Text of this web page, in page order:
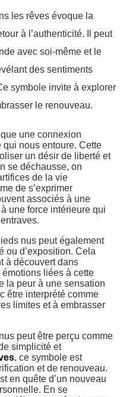
les rêves évoque la
à l’authenticité. Il peut
avec soi-même et le
des sentiments
symbole invite à explorer
le renouveau.
une connexion
qui nous entoure. Cette
un désir de liberté et
se déchausse, on
de la vie
de s’exprimer
associés à une
une force intérieure qui
nus peut également
ou d’exposition. Cela
à découvert dans
liées à cette
la peur à une sensation
être interprété comme
limites et à embrasser
peut être perçu comme
simplicité et
, ce symbole est
et de renouveau.
en quête d’un nouveau
En se